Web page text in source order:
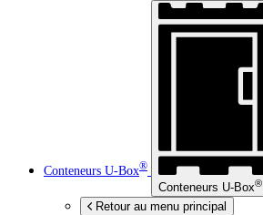
Conteneurs U-Box®
Conteneurs U-Box®
Retour au menu principal